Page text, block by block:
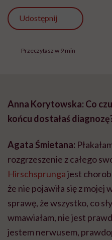
Udostępnij
Przeczytasz w 9 min
Anna Korytowska: Co
końcu dostałaś
Agata Śmietana:
rozgrzeszenie z całego
Hirschsprungajest
że nie pojawiła się z mojej
sprawę, że wszystko, co
wmawiałam, nie jest
jestem nerwusem,